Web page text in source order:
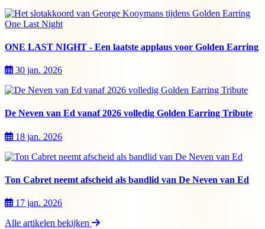
ONE LAST NIGHT - Een laatste applaus voor Golden Earring
30 jan. 2026
De Neven van Ed vanaf 2026 volledig Golden Earring Tribute
18 jan. 2026
Ton Cabret neemt afscheid als bandlid van De Neven van Ed
17 jan. 2026
Alle artikelen bekijken